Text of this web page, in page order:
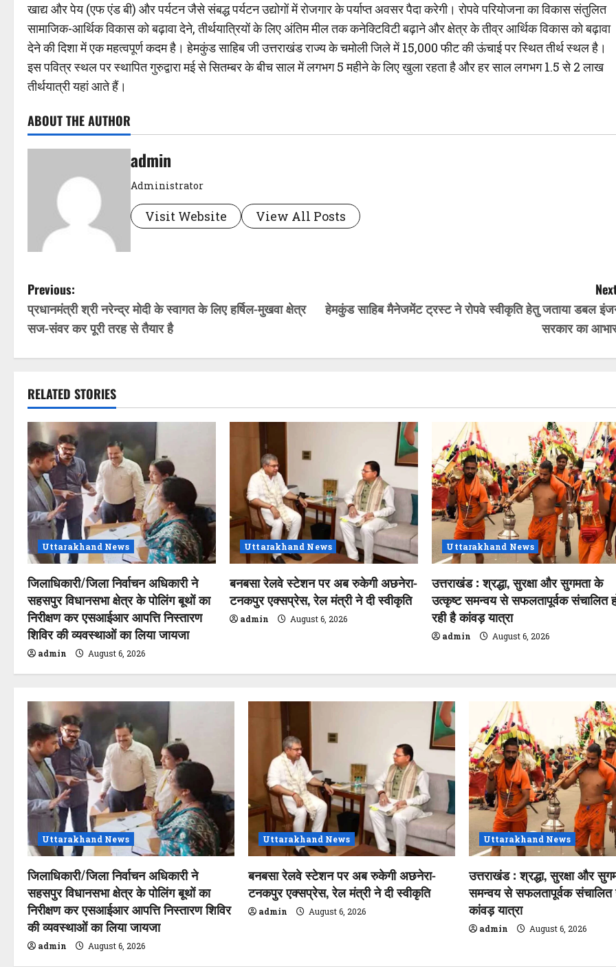
खाद्य और पेय (एफ एंड बी) और पर्यटन जैसे संबद्ध पर्यटन उद्योगों में रोजगार के पर्याप्त अवसर पैदा करेगी। रोपवे परियोजना का विकास संतुलित
सामाजिक-आर्थिक विकास को बढ़ावा देने, तीर्थयात्रियों के लिए अंतिम मील तक कनेक्टिविटी बढ़ाने और क्षेत्र के तीव्र आर्थिक विकास को बढ़ावा
देने की दिशा में एक महत्वपूर्ण कदम है। हेमकुंड साहिब जी उत्तराखंड राज्य के चमोली जिले में 15,000 फीट की ऊंचाई पर स्थित तीर्थ स्थल है।
इस पवित्र स्थल पर स्थापित गुरुद्वारा मई से सितम्बर के बीच साल में लगभग 5 महीने के लिए खुला रहता है और हर साल लगभग 1.5 से 2 लाख
तीर्थयात्री यहां आते हैं।
ABOUT THE AUTHOR
admin
Administrator
Visit Website View All Posts
P
o
s
n
a
v
i
g
a
t
i
o
n
Previous:
प्रधानमंत्री श्री नरेन्द्र मोदी के स्वागत के लिए हर्षिल-मुखवा क्षेत्र
सज-संवर कर पूरी तरह से तैयार है
हेमकुंड साहिब मैनेजमेंट ट्रस्ट ने रोपवे स्वीकृति हेतु जताया डबल
सरकार का
RELATED STORIES
Uttarakhand News
जिलाधिकारी/जिला निर्वाचन अधिकारी ने
सहसपुर विधानसभा क्षेत्र के पोलिंग बूथों का
निरीक्षण कर एसआईआर आपत्ति निस्तारण
शिविर की व्यवस्थाओं का लिया जायजा
admin August 6, 2026
Uttarakhand News
बनबसा रेलवे स्टेशन पर अब रुकेगी अछनेरा-
टनकपुर एक्सप्रेस, रेल मंत्री ने दी स्वीकृति
admin August 6, 2026
Uttarakhand News
उत्तराखंड : श्रद्धा, सुरक्षा और सुगमता के
उत्कृष्ट समन्वय से सफलतापूर्वक संचालित
रही है कांवड़ यात्रा
admin August 6, 2026
Uttarakhand News
जिलाधिकारी/जिला निर्वाचन अधिकारी ने
सहसपुर विधानसभा क्षेत्र के पोलिंग बूथों का
निरीक्षण कर एसआईआर आपत्ति निस्तारण शिविर
की व्यवस्थाओं का लिया जायजा
admin August 6, 2026
Uttarakhand News
बनबसा रेलवे स्टेशन पर अब रुकेगी अछनेरा-
टनकपुर एक्सप्रेस, रेल मंत्री ने दी स्वीकृति
admin August 6, 2026
Uttarakhand News
उत्तराखंड : श्रद्धा, सुरक्षा और
समन्वय से सफलतापूर्वक संचालित
कांवड़ यात्रा
admin August 6, 2026